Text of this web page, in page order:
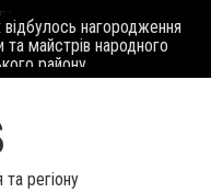
нагородження
та майстрів народного
району
регіону